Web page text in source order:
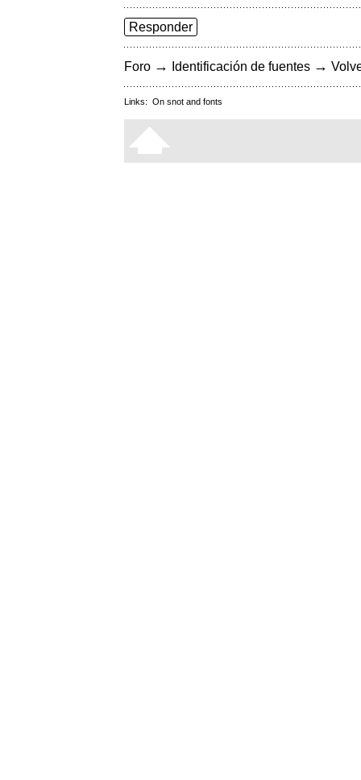
Responder
Foro → Identificación de fuentes →
Links: On snot and fonts